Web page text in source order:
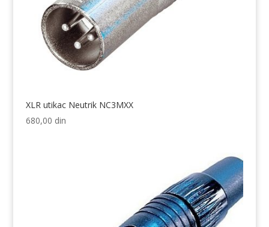
XLR utikac Neutrik NC3MXX
680,00 din